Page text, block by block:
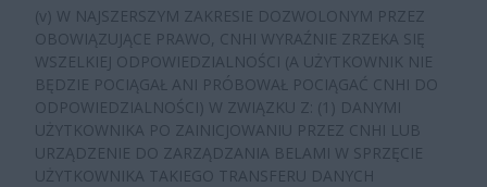
(v) W NAJSZERSZYM ZAKRESIE DOZWOLONYM PRZEZ
OBOWIĄZUJĄCE PRAWO, CNHI WYRAŹNIE ZRZEKA SIĘ
WSZELKIEJ ODPOWIEDZIALNOŚCI (A UŻYTKOWNIK NIE
BĘDZIE POCIĄGAŁ ANI PRÓBOWAŁ POCIĄGAĆ CNHI DO
ODPOWIEDZIALNOŚCI) W ZWIĄZKU Z: (1) DANYMI
UŻYTKOWNIKA PO ZAINICJOWANIU PRZEZ CNHI LUB
URZĄDZENIE DO ZARZĄDZANIA BELAMI W SPRZĘCIE
UŻYTKOWNIKA TAKIEGO TRANSFERU DANYCH